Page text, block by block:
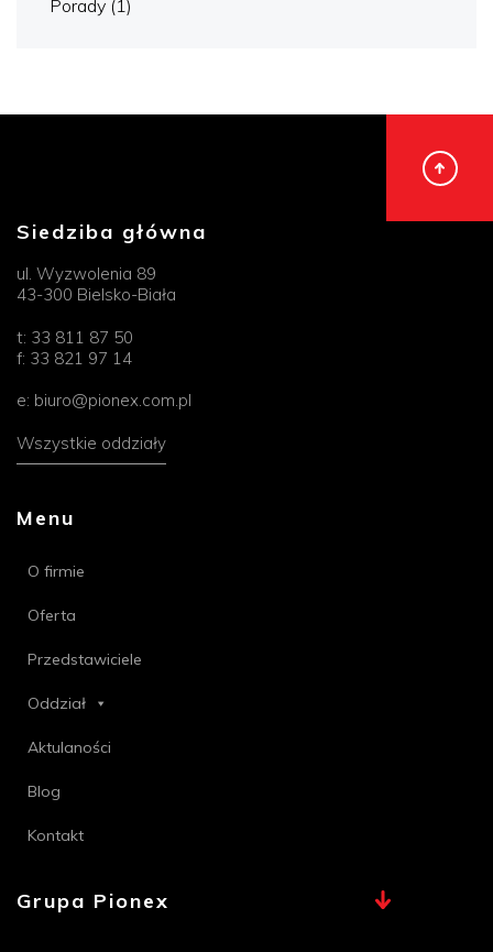
Porady (1)
Siedziba główna
ul. Wyzwolenia 89
43-300 Bielsko-Biała
t: 33 811 87 50
f: 33 821 97 14
e: biuro@pionex.com.pl
Wszystkie oddziały
Menu
O firmie
Oferta
Przedstawiciele
Oddział
Aktulaności
Blog
Kontakt
Grupa Pionex